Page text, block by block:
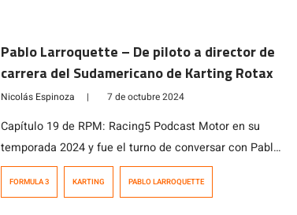
Pablo Larroquette – De piloto a director de
carrera del Sudamericano de Karting Rotax
Nicolás Espinoza | 7 de octubre 2024
Capítulo 19 de RPM: Racing5 Podcast Motor en su
temporada 2024 y fue el turno de conversar con Pablo
Larroquette, heredero de un apellido que es sinónimo
de automovilísmo en Chile y quien luego de correr en
FORMULA 3 KARTING PABLO LARROQUETTE